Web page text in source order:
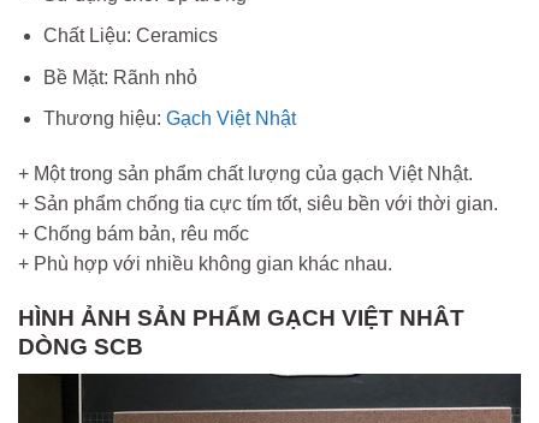
Chất Liệu: Ceramics
Bề Mặt: Rãnh nhỏ
Thương hiệu: Gạch Việt Nhật
+ Một trong sản phẩm chất lượng của gạch Việt Nhật.
+ Sản phẩm chống tia cực tím tốt, siêu bền với thời gian.
+ Chống bám bản, rêu mốc
+ Phù hợp với nhiều không gian khác nhau.
HÌNH ẢNH SẢN PHẨM GẠCH VIỆT NHÂT
DÒNG SCB